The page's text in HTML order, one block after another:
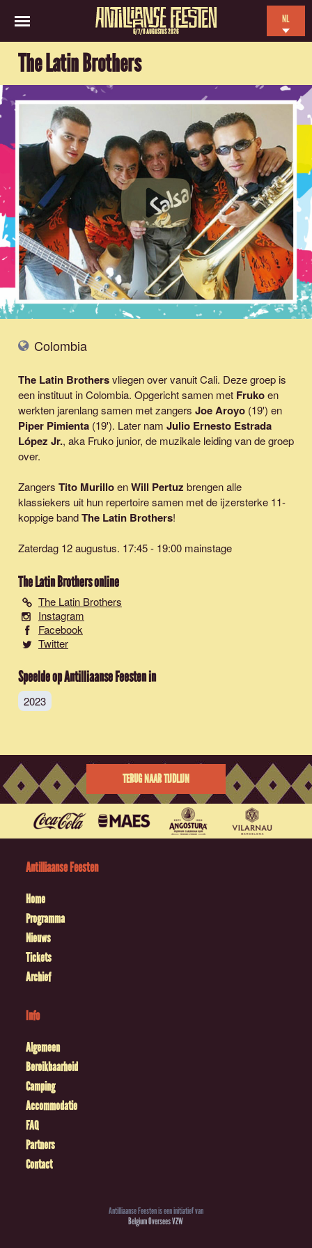
6/7/8 AUGUSTUS 2026
NL
FR
The Latin Brothers
Colombia
The Latin Brothersvliegen over vanuit Cali. Deze groep is
een instituut in Colombia. Opgericht samen met Frukoen
werkten jarenlang samen met zangers Joe Aroyo (19') en
Piper Pimienta (19'). Later nam Julio Ernesto Estrada
López Jr., aka Fruko junior, de muzikale leiding van de groep
over.
Zangers Tito MurilloenWill Pertuz brengen alle
klassiekers uit hun repertoire samen met de ijzersterke 11-
koppige bandThe Latin Brothers!
Zaterdag 12 augustus. 17:45 - 19:00 mainstage
The Latin Brothersonline
The Latin Brothers
Instagram
Facebook
Twitter
Speelde op Antilliaanse Feesten in
2023
TERUG NAAR TIJDLIJN
Antilliaanse Feesten
Home
Programma
Nieuws
Tickets
Archief
Info
Algemeen
Bereikbaarheid
Camping
Accommodatie
FAQ
Partners
Contact
Antilliaanse Feesten is een initiatief van
Belgium Oversees VZW